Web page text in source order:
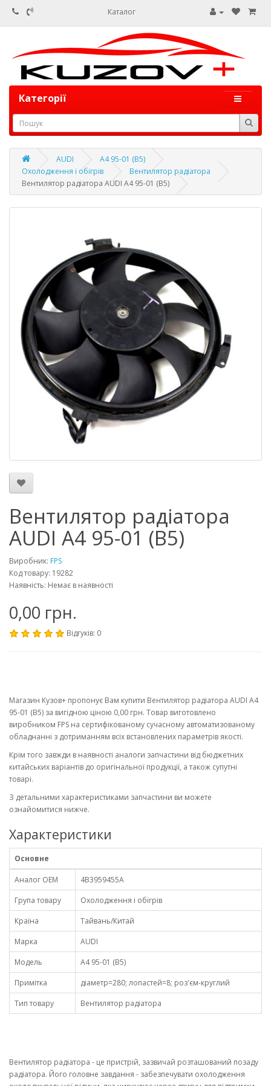
Каталог
Категорії
AUDI
A4 95-01 (B5)
Охолодження і обігрів
Вентилятор радіатора
Вентилятор радіатора AUDI A4 95-01 (B5)
Вентилятор радіатора
AUDI A4 95-01 (B5)
Виробник: FPS
Код товару: 19282
Наявність: Немає в наявності
0,00 грн.
Відгуків: 0
Магазин Кузов+ пропонує Вам купити Вентилятор радіатора AUDI A4
95-01 (B5) за вигідною ціною 0,00 грн. Товар виготовлено
виробником FPS на сертифікованому сучасному автоматизованому
обладнанні з дотриманням всіх встановлених параметрів якості.
Крім того завжди в наявності аналоги запчастини від бюджетних
китайських варіантів до оригінальної продукції, а також супутні
товарі.
З детальними характеристиками запчастини ви можете
ознайомитися нижче.
Характеристики
Основне
Аналог OEM
4B3959455A
Група товару
Охолодження і обігрів
Країна
Тайвань/Китай
Марка
AUDI
Модель
A4 95-01 (B5)
Примітка
діаметр=280; лопастей=8; роз'єм-круглий
Тип товару
Вентилятор радіатора
Вентилятор радіатора - це пристрій, зазвичай розташований позаду
радіатора. Його головне завдання - забезпечувати охолодження